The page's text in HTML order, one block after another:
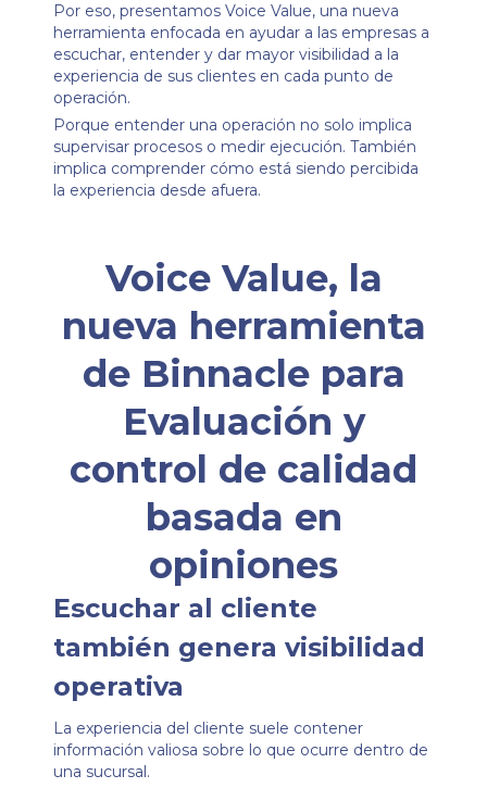
Por eso, presentamos Voice Value, una nueva
herramienta enfocada en ayudar a las empresas a
escuchar, entender y dar mayor visibilidad a la
experiencia de sus clientes en cada punto de
operación.
Porque entender una operación no solo implica
supervisar procesos o medir ejecución. También
implica comprender cómo está siendo percibida
la experiencia desde afuera.
Voice Value, la
nueva herramienta
de Binnacle para
Evaluación y
control de calidad
basada en
opiniones
Escuchar al cliente
también genera visibilidad
operativa
La experiencia del cliente suele contener
información valiosa sobre lo que ocurre dentro de
una sucursal.